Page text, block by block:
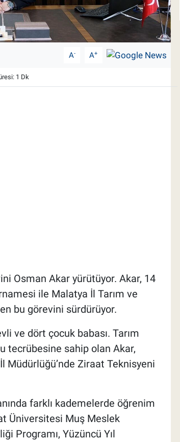
A- A+
1 Dk
Osman Akar yürütüyor. Akar, 14
ile Malatya İl Tarım ve
bu görevini sürdürüyor.
ve dört çocuk babası. Tarım
tecrübesine sahip olan Akar,
Müdürlüğü’nde Ziraat Teknisyeni
farklı kademelerde öğrenim
Üniversitesi Muş Meslek
Programı, Yüzüncü Yıl